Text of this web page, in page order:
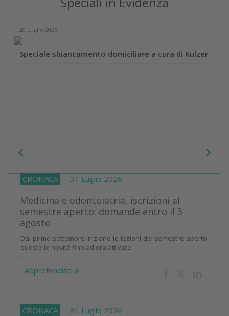
20 Luglio 2026
Speciale sbiancamento domiciliare a cura di Kulzer
CRONACA 31 Luglio 2026
Medicina e odontoiatria, iscrizioni al
semestre aperto: domande entro il 3
agosto
Dal primo settembre iniziano le lezioni del semestre aperto,
queste le novità fino ad ora attivate
Approfondisci
CRONACA 31 Luglio 2026